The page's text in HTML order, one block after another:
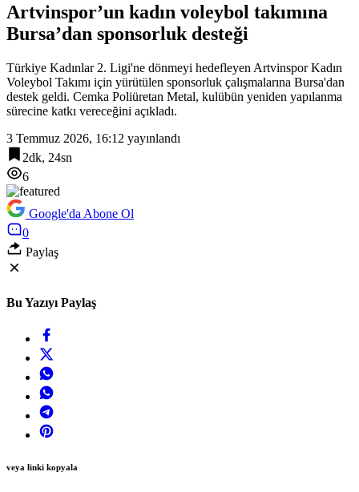
Artvinspor’un kadın voleybol takımına
Bursa’dan sponsorluk desteği
Türkiye Kadınlar 2. Ligi'ne dönmeyi hedefleyen Artvinspor Kadın
Voleybol Takımı için yürütülen sponsorluk çalışmalarına Bursa'dan
destek geldi. Cemka Poliüretan Metal, kulübün yeniden yapılanma
sürecine katkı vereceğini açıkladı.
3 Temmuz 2026, 16:12 yayınlandı
2dk, 24sn
6
Google'da Abone Ol
0
Paylaş
Bu Yazıyı Paylaş
veya linki kopyala